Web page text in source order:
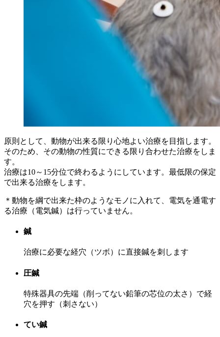
原則として、動物が出来る限り心地よい治療を目指します。
そのため、その動物の性質にできる限り合わせた治療をしま
す。
治療は10～15分位で終わるようにしています。最低限の保定
で出来る治療をします。
＊動物を綱で出来た枠のようなモノに入れて、電気を通電す
る治療（電気鍼）は行っていません。
鍼
治療に必要な経穴（ツボ）に直接鍼を刺します
圧鍼
特殊器具の先端（削ってない鉛筆の芯位の太さ）で経
穴を押す（刺さない）
てい鍼